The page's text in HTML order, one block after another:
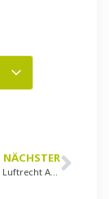
NÄCHSTER
Online-Theorie: Luftrecht A-Schein